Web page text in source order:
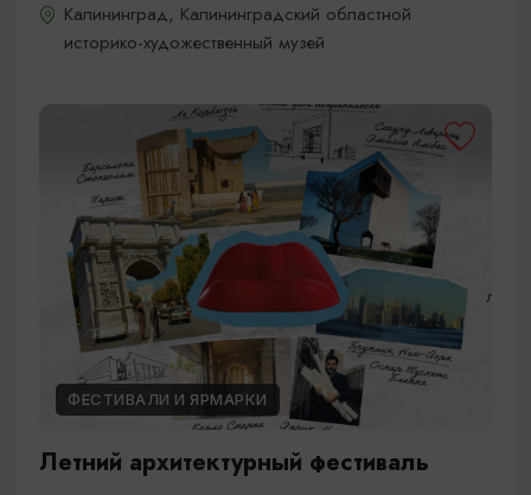
Калининград, Калининградский областной
историко-художественный музей
ФЕСТИВАЛИ И ЯРМАРКИ
Летний архитектурный фестиваль